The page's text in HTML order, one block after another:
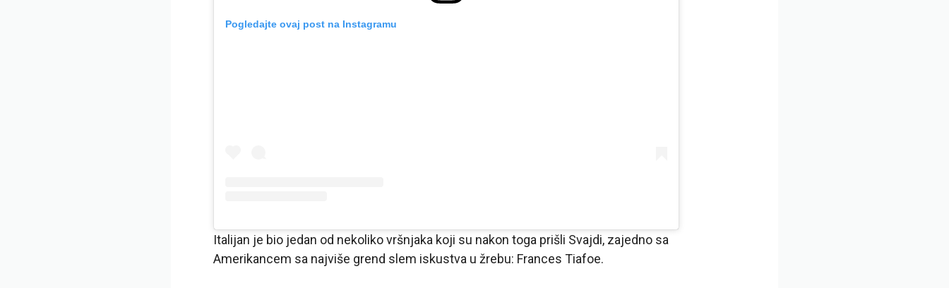
Pogledajte ovaj post na Instagramu
Italijan je bio jedan od nekoliko vršnjaka koji su nakon toga prišli Svajdi, zajedno sa
Amerikancem sa najviše grend slem iskustva u žrebu: Frances Tiafoe.